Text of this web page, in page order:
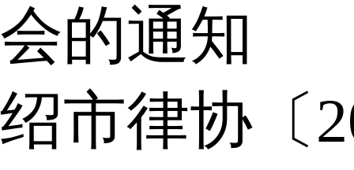
会的通知
绍市律协〔